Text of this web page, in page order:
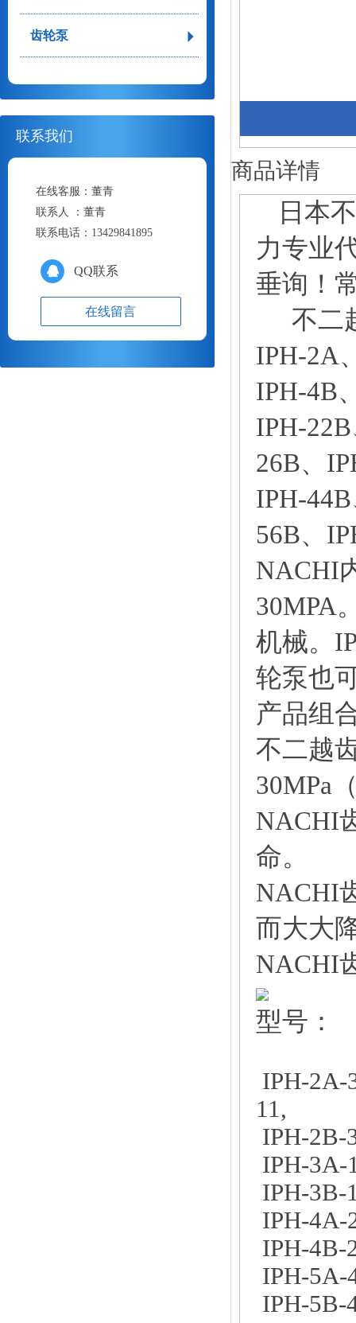
齿轮泵
联系我们
在线客服：董青
联系人 ：董青
联系电话： 13429841895
QQ联系
在线留言
商品详情
日本
力专业
垂询！
不二
IPH-2A
IPH-4B
IPH-
26B、
IPH-
56B、
NACHI
30MPA
机械。
轮泵也
产品组
不二越
30MPa
NACHI
命。
NACHI
而大大
NACHI
型号：
IPH-2A-
11,
IPH-2B-
IPH-3A-
IPH-3B-
IPH-4A-
IPH-4B-
IPH-5A-
IPH-5B-